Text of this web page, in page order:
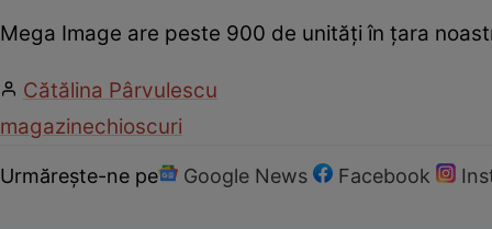
Mega Image are peste 900 de unități în țara
Cătălina Pârvulescu
magazinechioscuri
Urmărește-ne pe Google News Facebook